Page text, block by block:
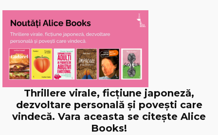
Thrillere virale, ficțiune japoneză,
dezvoltare personală și povești care
vindecă. Vara aceasta se citește Alice
Books!